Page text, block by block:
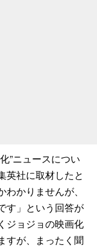
”ニュースについ
英社に取材したと
かりませんが、
す」という回答が
ジョジョの映画化
すが、まったく聞